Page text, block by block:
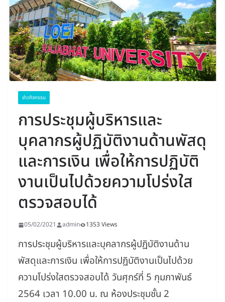
ข่าวกิจกรรม
การประชุมผู้บริหารและ
บุคลากรผู้ปฏิบัติงานด้านพัสดุ
และการเงิน เพื่อให้การปฏิบัติ
งานเป็นไปด้วยความโปร่งใส
ตรวจสอบได้
05/02/2021 admin 1353 Views
การประชุมผู้บริหารและบุคลากรผู้ปฏิบัติงานด้าน
พัสดุและการเงิน เพื่อให้การปฏิบัติงานเป็นไปด้วย
ความโปร่งใสตรวจสอบได้ วันศุกร์ที่ 5 กุมภาพันธ์
2564 เวลา 10.00 น. ณ ห้องประชุมชั้น 2